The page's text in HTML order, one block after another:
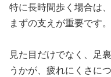
特に長時間歩く場合は、
まずの支えが重要です。
見た目だけでなく、足
うかが、疲れにくさに